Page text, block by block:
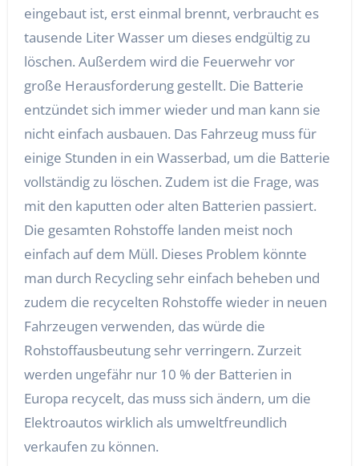
eingebaut ist, erst einmal brennt, verbraucht es
tausende Liter Wasser um dieses endgültig zu
löschen. Außerdem wird die Feuerwehr vor
große Herausforderung gestellt. Die Batterie
entzündet sich immer wieder und man kann sie
nicht einfach ausbauen. Das Fahrzeug muss für
einige Stunden in ein Wasserbad, um die Batterie
vollständig zu löschen. Zudem ist die Frage, was
mit den kaputten oder alten Batterien passiert.
Die gesamten Rohstoffe landen meist noch
einfach auf dem Müll. Dieses Problem könnte
man durch Recycling sehr einfach beheben und
zudem die recycelten Rohstoffe wieder in neuen
Fahrzeugen verwenden, das würde die
Rohstoffausbeutung sehr verringern. Zurzeit
werden ungefähr nur 10 % der Batterien in
Europa recycelt, das muss sich ändern, um die
Elektroautos wirklich als umweltfreundlich
verkaufen zu können.